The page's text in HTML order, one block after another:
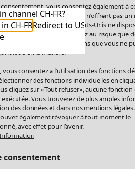
channel CH-FR?
CH-FRRedirect to US
vous consentez également à
États-Unis. Les États-Unis n’offrent pas un
à celui de l’UE. Les États-Unis ne
vous vous exposez au risque que
à caractère personnel sans que vous ne
en la matière.
vous consentez à l’utilisation des fonctions
des fonctions individuelles en
cliquez sur «Tout refuser», aucune fonction
Vous trouverez de plus amples
des données et dans nos mentions légales
également révoquer à tout moment le
avec effet pour l’avenir.
consentement